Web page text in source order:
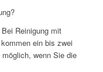
Reinigung mit
ein bis zwei
wenn Sie die